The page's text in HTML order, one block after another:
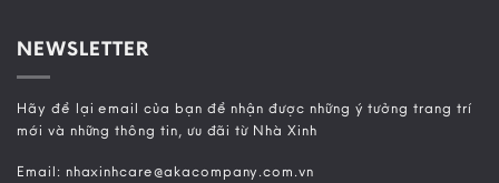
NEWSLETTER
Hãy để lại email của bạn để nhận được những ý tưởng trang trí
mới và những thông tin, ưu đãi từ Nhà Xinh
Email: nhaxinhcare@akacompany.com.vn